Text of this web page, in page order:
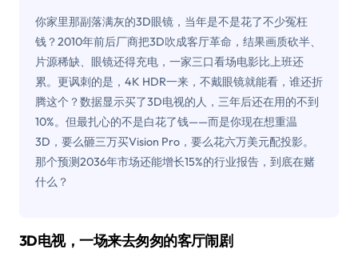
你家里那副落满灰的3D眼镜，当年是不是花了不少冤枉
钱？2010年前后厂商把3D吹成客厅革命，结果画质砍半、
片源稀缺、眼镜还得充电，一家三口看场电影比上班还
累。更讽刺的是，4K HDR一来，不戴眼镜就能看，谁还折
腾这个？数据显示买了3D电视的人，三年后还在用的不到
10%。但最扎心的不是白花了钱——而是你现在想重温
3D，要么砸三万买Vision Pro，要么花六万美元配投影。
那个预测2036年市场还能增长15%的行业报告，到底在赌
什么？
3D电视，一场来去匆匆的客厅闹剧